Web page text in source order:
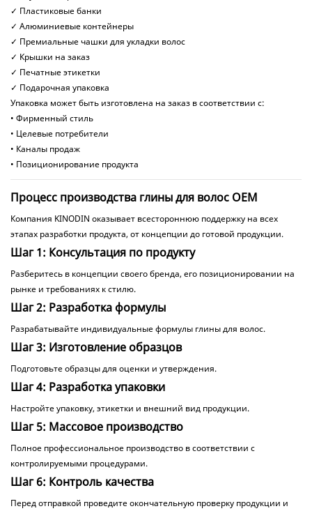
✓ Пластиковые банки
✓ Алюминиевые контейнеры
✓ Премиальные чашки для укладки волос
✓ Крышки на заказ
✓ Печатные этикетки
✓ Подарочная упаковка
Упаковка может быть изготовлена ​​на заказ в соответствии с:
• Фирменный стиль
• Целевые потребители
• Каналы продаж
• Позиционирование продукта
Процесс производства глины для волос OEM
Компания KINODIN оказывает всестороннюю поддержку на всех
этапах разработки продукта, от концепции до готовой продукции.
Шаг 1: Консультация по продукту
Разберитесь в концепции своего бренда, его позиционировании на
рынке и требованиях к стилю.
Шаг 2: Разработка формулы
Разрабатывайте индивидуальные формулы глины для волос.
Шаг 3: Изготовление образцов
Подготовьте образцы для оценки и утверждения.
Шаг 4: Разработка упаковки
Настройте упаковку, этикетки и внешний вид продукции.
Шаг 5: Массовое производство
Полное профессиональное производство в соответствии с
контролируемыми процедурами.
Шаг 6: Контроль качества
Перед отправкой проведите окончательную проверку продукции и